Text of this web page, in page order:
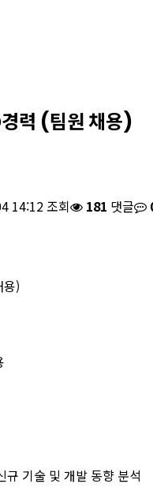
력 (팀원 채용)
14:12 조회 181 댓글
)
기술 및 개발 동향 분석